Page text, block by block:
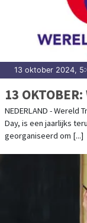
13 oktober 2024,
13
NEDERLAND -
Day, is een jaarlijks
georganiseerd om [...]